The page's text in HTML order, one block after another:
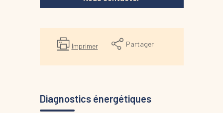
Imprimer Partager
Diagnostics énergétiques